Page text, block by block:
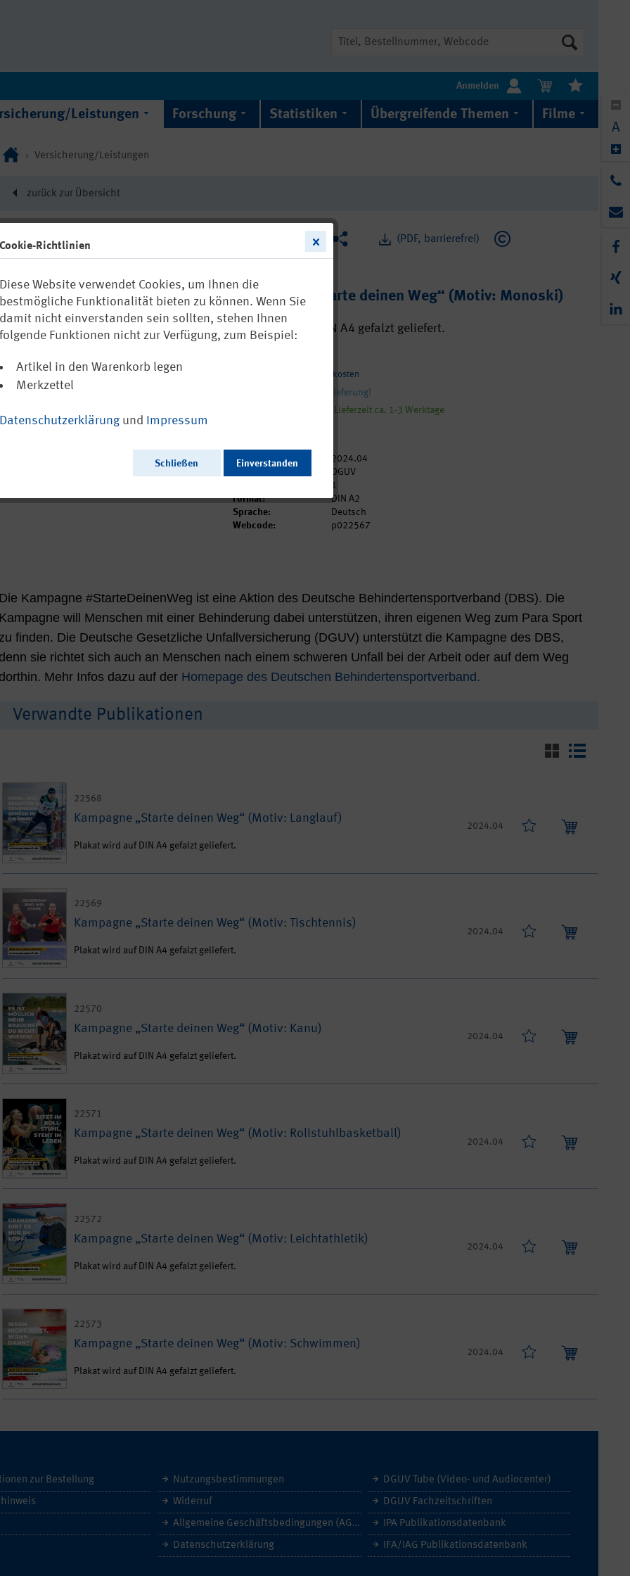
Anmelden
Leistungen Forschung Statistiken Übergreifende Themen Filme
Versicherung/Leistungen
zurück zur Übersicht
(PDF, barrierefrei)
Kampagne „Starte deinen Weg“ (Motiv: Monoski)
Plakat wird auf DIN A4 gefalzt geliefert.
zzgl. Versandkosten
Versandkostenfreie Lieferung!
Sofort versandfertig, Lieferzeit ca. 1-3 Werktage
Ausgabedatum:
2024.04
DGUV
1
Format:
DIN A2
Sprache:
Deutsch
Webcode:
p022567
Die Kampagne #StarteDeinenWeg ist eine Aktion des Deutsche Behindertensportverband (DBS). Die
Kampagne will Menschen mit einer Behinderung dabei unterstützen, ihren eigenen Weg zum Para Sport
zu finden. Die Deutsche Gesetzliche Unfallversicherung (DGUV) unterstützt die Kampagne des DBS,
denn sie richtet sich auch an Menschen nach einem schweren Unfall bei der Arbeit oder auf dem Weg
dorthin. Mehr Infos dazu auf der Homepage des Deutschen Behindertensportverband.
Verwandte Publikationen
22568
Kampagne „Starte deinen Weg“ (Motiv: Langlauf)
Plakat wird auf DIN A4 gefalzt geliefert.
2024.04
22569
Kampagne „Starte deinen Weg“ (Motiv: Tischtennis)
Plakat wird auf DIN A4 gefalzt geliefert.
2024.04
22570
Kampagne „Starte deinen Weg“ (Motiv: Kanu)
Plakat wird auf DIN A4 gefalzt geliefert.
2024.04
22571
Kampagne „Starte deinen Weg“ (Motiv: Rollstuhlbasketball)
Plakat wird auf DIN A4 gefalzt geliefert.
2024.04
22572
Kampagne „Starte deinen Weg“ (Motiv: Leichtathletik)
Plakat wird auf DIN A4 gefalzt geliefert.
2024.04
22573
Kampagne „Starte deinen Weg“ (Motiv: Schwimmen)
Plakat wird auf DIN A4 gefalzt geliefert.
2024.04
zur Bestellung Nutzungsbestimmungen
Widerruf
Allgemeine Geschäftsbedingungen (AGB)
Datenschutzerklärung
DGUV Tube (Video- und Audiocenter)
DGUV Fachzeitschriften
IPA Publikationsdatenbank
IFA/IAG Publikationsdatenbank
A
Cookie-Richtlinien
Diese Website verwendet Cookies, um Ihnen die
bestmögliche Funktionalität bieten zu können. Wenn Sie
damit nicht einverstanden sein sollten, stehen Ihnen
folgende Funktionen nicht zur Verfügung, zum Beispiel:
Artikel in den Warenkorb legen
Merkzettel
Datenschutzerklärung und Impressum
Schließen Einverstanden